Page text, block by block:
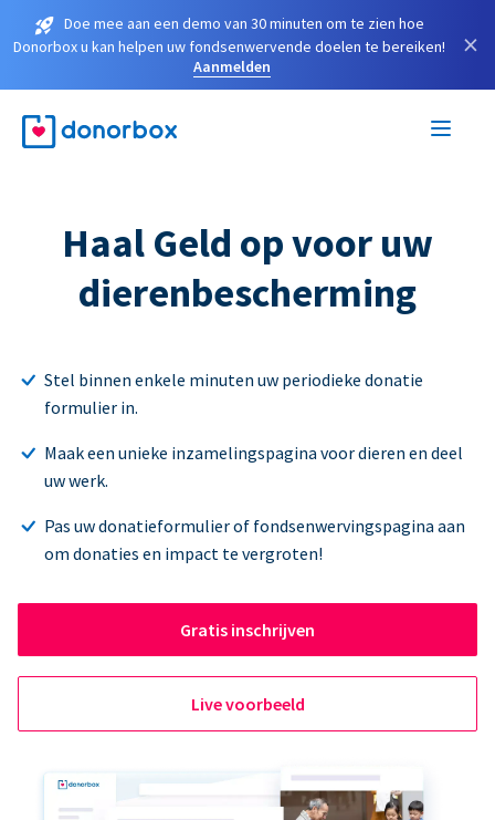
Doe mee aan een demo van 30 minuten om te zien hoe
Donorbox u kan helpen uw fondsenwervende doelen te bereiken!
Aanmelden
×
Haal Geld op voor uw
dierenbescherming
Stel binnen enkele minuten uw periodieke donatie
formulier in.
Maak een unieke inzamelingspagina voor dieren en deel
uw werk.
Pas uw donatieformulier of fondsenwervingspagina aan
om donaties en impact te vergroten!
Gratis inschrijven
Live voorbeeld